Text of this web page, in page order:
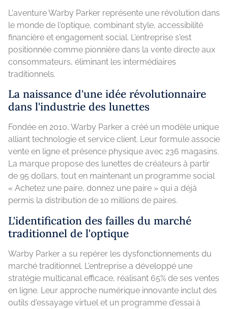
L'aventure Warby Parker représente une révolution dans
le monde de l'optique, combinant style, accessibilité
financière et engagement social. L'entreprise s'est
positionnée comme pionnière dans la vente directe aux
consommateurs, éliminant les intermédiaires
traditionnels.
La naissance d'une idée révolutionnaire
dans l'industrie des lunettes
Fondée en 2010, Warby Parker a créé un modèle unique
alliant technologie et service client. Leur formule associe
vente en ligne et présence physique avec 236 magasins.
La marque propose des lunettes de créateurs à partir
de 95 dollars, tout en maintenant un programme social
« Achetez une paire, donnez une paire » qui a déjà
permis la distribution de 10 millions de paires.
L'identification des failles du marché
traditionnel de l'optique
Warby Parker a su repérer les dysfonctionnements du
marché traditionnel. L'entreprise a développé une
stratégie multicanal efficace, réalisant 65% de ses ventes
en ligne. Leur approche numérique innovante inclut des
outils d'essayage virtuel et un programme d'essai à